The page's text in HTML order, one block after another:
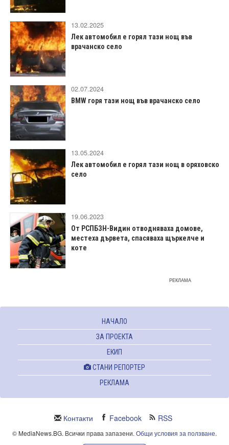
13.02.2025
Лек автомобил е горял тази нощ във
врачанско село
02.07.2024
BMW горя тази нощ във врачанско село
13.05.2024
Лек автомобил е горял тази нощ в оряховско
село
19.06.2023
От РСПБЗН-Видин отводняваха домове,
местеха дървета, спасяваха щъркелче и
коте
РЕКЛАМА
НАЧАЛО
ЗА ПРОЕКТА
ЕКИП
СТАНИ РЕПОРТЕР
РЕКЛАМА
Контакти Facebook RSS
© MediaNews.BG. Всички права запазени.Общи условия за ползване.